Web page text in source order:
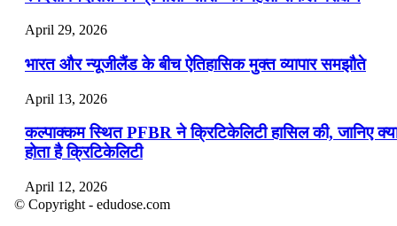
April 29, 2026
भारत और न्यूजीलैंड के बीच ऐतिहासिक मुक्त व्यापार समझौते
April 13, 2026
कल्पाक्कम स्थित PFBR ने क्रिटिकेलिटी हासिल की, जानिए
होता है क्रिटिकेलिटी
April 12, 2026
© Copyright - edudose.com